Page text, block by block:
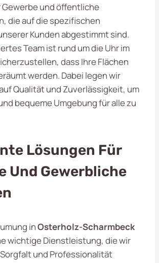
und öffentliche
die auf die spezifischen
Kunden abgestimmt sind.
Team ist rund um die Uhr im
dass Ihre Flächen
werden. Dabei legen wir
Qualität und Zuverlässigkeit, um
bequeme Umgebung für alle zu
Lösungen Für
Und Gewerbliche
inOsterholz-Scharmbeck
wichtige Dienstleistung, die wir
und Professionalität